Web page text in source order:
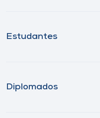
Estudantes
Diplomados